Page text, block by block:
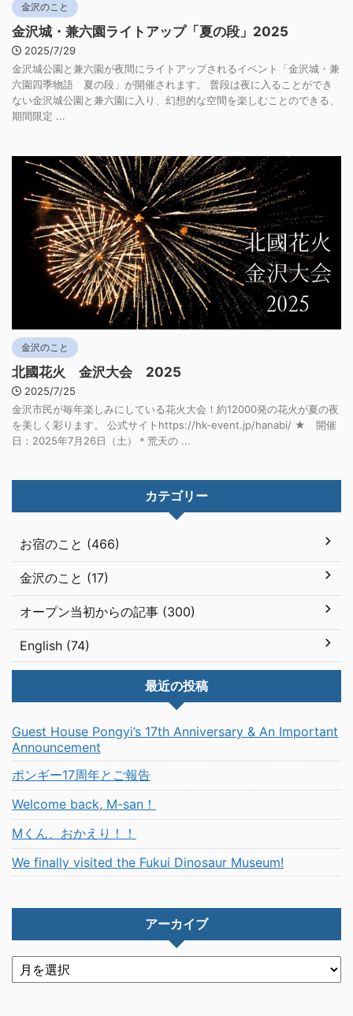
金沢のこと
金沢城・兼六園ライトアップ「夏の段」2025
2025/7/29
金沢城公園と兼六園が夜間にライトアップされるイベント「金沢城・兼
六園四季物語 夏の段」が開催されます。 普段は夜に入ることができ
ない金沢城公園と兼六園に入り、幻想的な空間を楽しむことのできる、
期間限定 ...
金沢のこと
北國花火 金沢大会 2025
2025/7/25
金沢市民が毎年楽しみにしている花火大会！約12000発の花火が夏の夜
を美しく彩ります。 公式サイトhttps://hk-event.jp/hanabi/ ★ 開催
日：2025年7月26日（土）＊荒天の ...
カテゴリー
お宿のこと (466)
金沢のこと (17)
オープン当初からの記事 (300)
English (74)
最近の投稿
Guest House Pongyi’s 17th Anniversary & An Important
Announcement
ポンギー17周年とご報告
Welcome back, M-san！
Mくん、おかえり！！
We finally visited the Fukui Dinosaur Museum!
アーカイブ